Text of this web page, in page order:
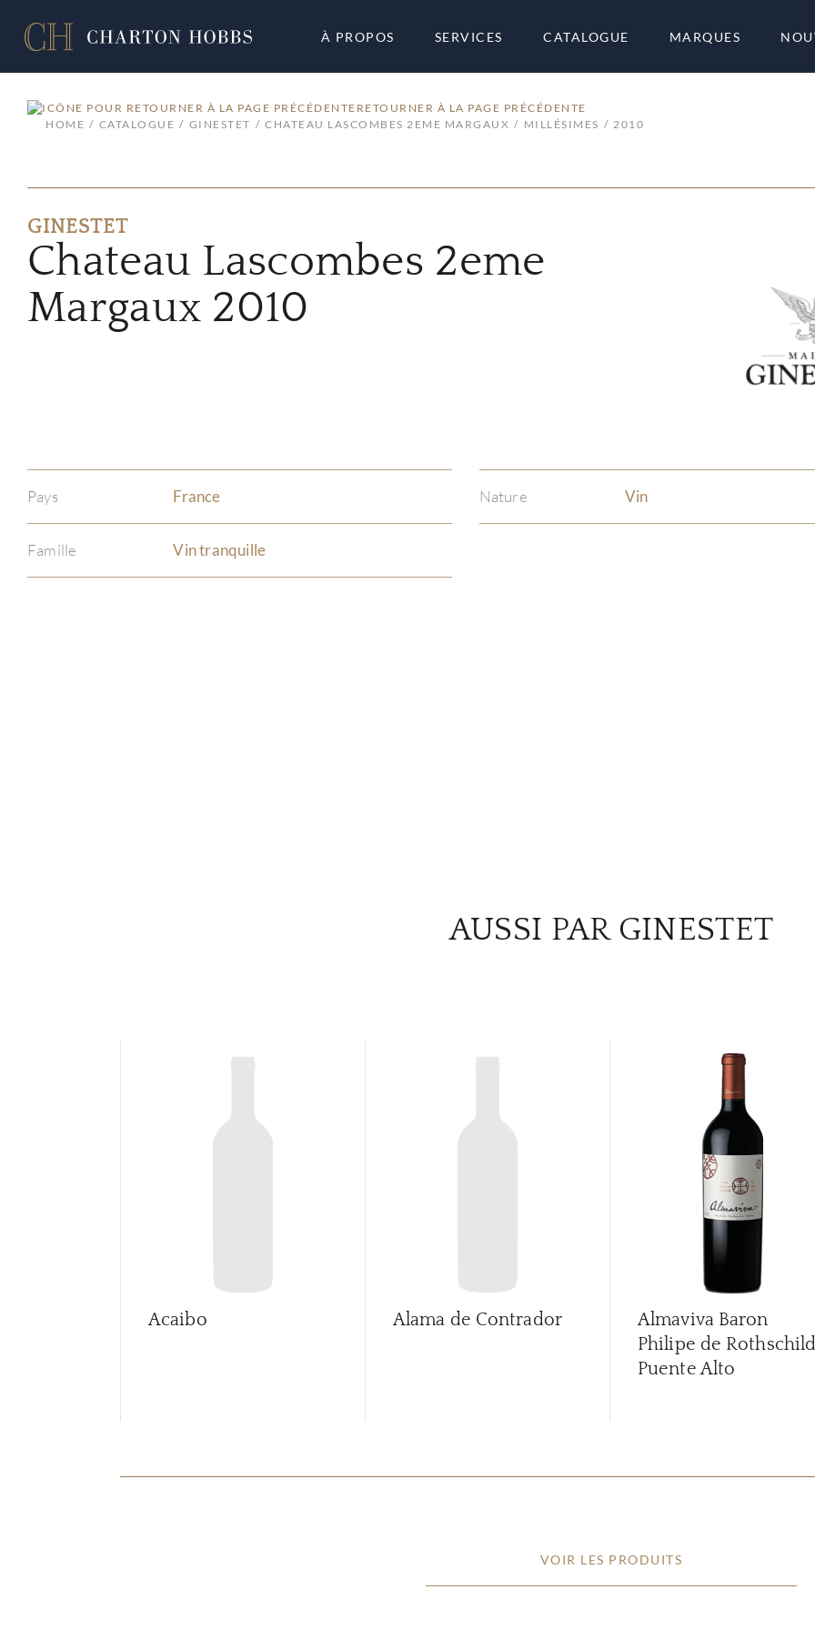
À PROPOS SERVICES CATALOGUE MARQUES
RETOURNER À LA PAGE PRÉCÉDENTE
HOME
CATALOGUE GINESTET CHATEAU LASCOMBES 2EME MARGAUX MILLÉSIMES 2010
GINESTET
Chateau Lascombes 2eme
Margaux 2010
Pays France Nature Vin
Famille Vin tranquille
AUSSI PAR GINESTET
Acaibo Alama de Contrador
Almaviva Baron
Philipe de Rothschild
Puente Alto
VOIR LES PRODUITS